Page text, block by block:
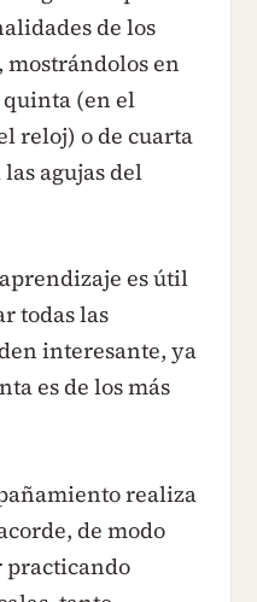
de los
mostrándolos en
(en el
reloj) o de cuarta
agujas del
es útil
todas las
interesante, ya
es de los más
realiza
de modo
practicando